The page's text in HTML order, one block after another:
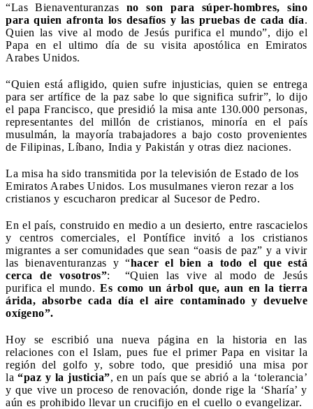
“Las Bienaventuranzas no son para súper-hombres, sino
para quien afronta los desafíos y las pruebas de cada día.
Quien las vive al modo de Jesús purifica el mundo”, dijo el
Papa en el ultimo día de su visita apostólica en Emiratos
Arabes Unidos.
“Quien está afligido, quien sufre injusticias, quien se entrega
para ser artífice de la paz sabe lo que significa sufrir”, lo dijo
el papa Francisco, que presidió la misa ante 130.000 personas,
representantes del millón de cristianos, minoría en el país
musulmán, la mayoría trabajadores a bajo costo provenientes
de Filipinas, Líbano, India y Pakistán y otras diez naciones.
La misa ha sido transmitida por la televisión de Estado de los
Emiratos Arabes Unidos. Los musulmanes vieron rezar a los
cristianos y escucharon predicar al Sucesor de Pedro.
En el país, construido en medio a un desierto, entre rascacielos
y centros comerciales, el Pontífice invitó a los cristianos
migrantes a ser comunidades que sean “oasis de paz” y a vivir
las bienaventuranzas y “hacer el bien a todo el que está
cerca de vosotros”: “Quien las vive al modo de Jesús
purifica el mundo.Es como un árbol que, aun en la tierra
árida, absorbe cada día el aire contaminado y devuelve
oxígeno”.
Hoy se escribió una nueva página en la historia en las
relaciones con el Islam, pues fue el primer Papa en visitar la
región del golfo y, sobre todo, que presidió una misa por
la “paz y la justicia”, en un país que se abrió a la ‘tolerancia’
y que vive un proceso de renovación, donde rige la ‘Sharía’ y
aún es prohibido llevar un crucifijo en el cuello o evangelizar.